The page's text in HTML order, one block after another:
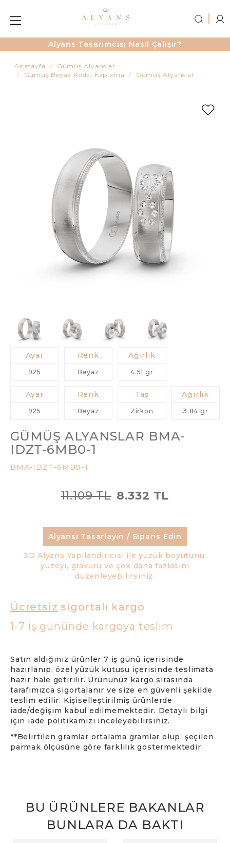
Alyans Tasarımcısı Nasıl Çalışır?
Anasayfa
Gümüş Alyanslar
Gümüş Beyaz Rodaj Kaplama
Gümüş Alyanslar
Ayar
925
Renk
Beyaz
Ağırlık
4.51 gr
Ayar
925
Renk
Beyaz
Taş
Zirkon
Ağırlık
3.84 gr
GÜMÜŞ ALYANSLAR BMA-
IDZT-6MB0-1
BMA-IDZT-6MB0-1
11.109 TL 8.332 TL
Alyansı Tasarlayın / Siparis Edin
3D Alyans Yapılandırıcısı ile yüzük boyutunu,
yüzeyi, gravürü ve çok daha fazlasını
düzenleyebilirsiniz.
Ücretsiz sigortalı kargo
1-7 iş gününde kargoya teslim
Satın aldığınız ürünler 7 iş günü içerisinde
hazırlanıp, özel yüzük kutusu içerisinde teslimata
hazır hale getirilir. Ürününüz kargo sırasında
tarafımızca sigortalanır ve size en güvenli şekilde
teslim edilir. Kişiselleştirilmiş ürünlerde
iade/değişim kabul edilmemektedir. Detaylı bilgi
için iade politikamızı inceleyebilirsiniz.
**Belirtilen gramlar ortalama gramlar olup, şeçilen
parmak ölçüsüne göre farklılık göstermektedir.
BU ÜRÜNLERE BAKANLAR
BUNLARA DA BAKTI